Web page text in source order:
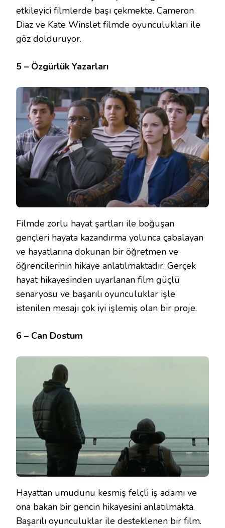
etkileyici filmlerde başı çekmekte. Cameron
Diaz ve Kate Winslet filmde oyunculukları ile
göz dolduruyor.
5 – Özgürlük Yazarları
Filmde zorlu hayat şartları ile boğuşan
gençleri hayata kazandırma yolunca çabalayan
ve hayatlarına dokunan bir öğretmen ve
öğrencilerinin hikaye anlatılmaktadır. Gerçek
hayat hikayesinden uyarlanan film güçlü
senaryosu ve başarılı oyunculuklar işle
istenilen mesajı çok iyi işlemiş olan bir proje.
6 – Can Dostum
Hayattan umudunu kesmiş felçli iş adamı ve
ona bakan bir gencin hikayesini anlatılmakta.
Başarılı oyunculuklar ile desteklenen bir film.